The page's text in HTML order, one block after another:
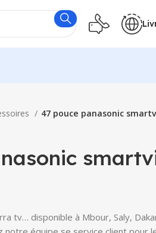
47 pouce panasonic
tv… disponible à Mbour, Saly,